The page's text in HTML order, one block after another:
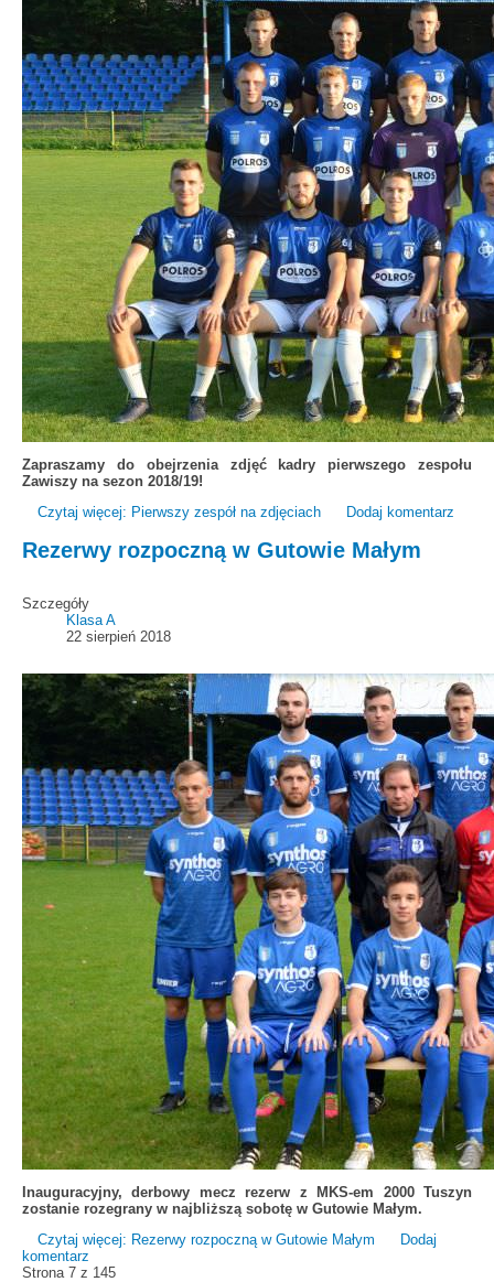
Zapraszamy do obejrzenia zdjęć kadry pierwszego zespołu
Zawiszy na sezon 2018/19!
Czytaj więcej: Pierwszy zespół na zdjęciach
Dodaj komentarz
Rezerwy rozpoczną w Gutowie Małym
Szczegóły
Klasa A
22 sierpień 2018
Inauguracyjny, derbowy mecz rezerw z MKS-em 2000 Tuszyn
zostanie rozegrany w najbliższą sobotę w Gutowie Małym.
Czytaj więcej: Rezerwy rozpoczną w Gutowie Małym
Dodaj
komentarz
Strona 7 z 145